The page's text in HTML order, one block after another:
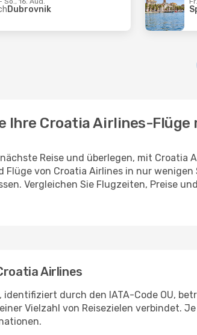
Dubrovnik
Ihre Croatia Airlines-Flüge
Reise und überlegen, mit
Flüge von Croatia Airlines in nur
Vergleichen Sie Flugzeiten, Preise
Airlines
identifiziert durch den IATA-Code OU,
Vielzahl von Reisezielen verbindet.